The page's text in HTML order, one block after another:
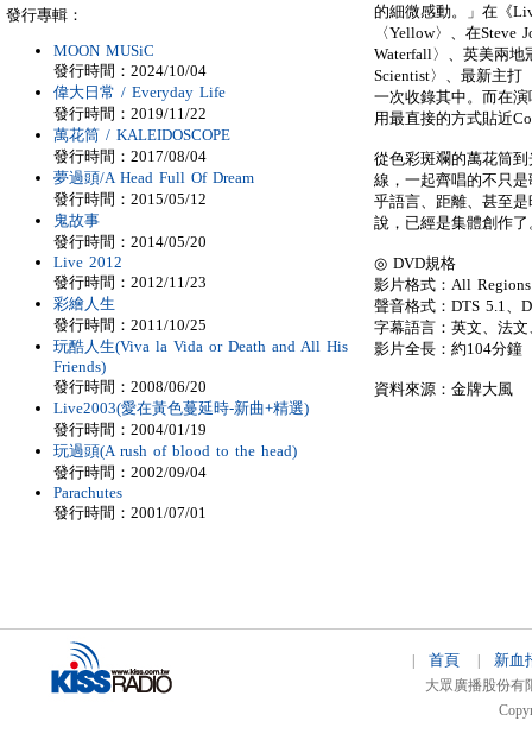
的細微感動。」在《
〈Yellow〉、在Steve
Waterfall〉、英美兩
Scientist〉、最新主打
一次收錄其中。而在
用最直接的方式貼近
從色彩斑斕的萬花筒
線，一起齊唱的不只
乎語言、距離、甚至
說，已經是集體創作
◎ DVD規格
影片格式：All
聲音格式：DTS 5.1、
字幕語言：英文、法
影片全長：約104分鐘
資料來源：金牌大風
發行專輯：
MOON MUSiC
發行時間：2024/10/04
偉大日常 / Everyday Life
發行時間：2019/11/22
萬花筒 / KALEIDOSCOPE
發行時間：2017/08/04
夢過頭/A Head Full Of Dream
發行時間：2015/05/12
鬼故事
發行時間：2014/05/20
Live 2012
發行時間：2012/11/23
彩繪人生
發行時間：2011/10/25
玩酷人生(Viva la Vida or Death and All His
Friends)
發行時間：2008/06/20
Live2003(愛在黃色蔓延時-新曲+精選)
發行時間：2004/01/19
玩過頭(A rush of blood to the head)
發行時間：2002/09/04
Parachutes
發行時間：2001/07/01
首頁 新血
大眾廣播股份有